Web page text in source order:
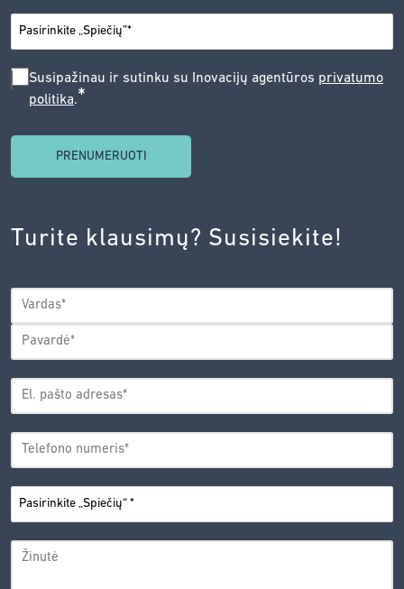
MIESTAS*
SUSIPAŽINAU
SUTINKU
AGENTŪROS
PRIVATUMO
POLITIKA.*
Susipažinau ir sutinku su Inovacijų agentūros privatumo
politika.*
Turite klausimų? Susisiekite!
VARDAS*
Vardas
EL.
ADRESAS*
TELEFONO
NUMERIS*
PASIRINKITE
„SPIEČIŲ“*
ŽINUTĖ